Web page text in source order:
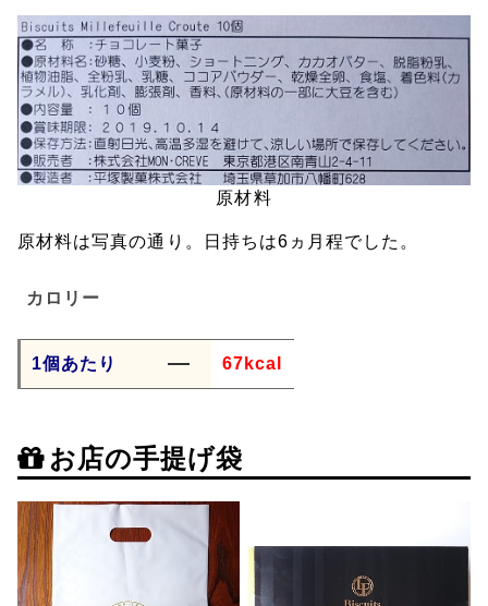
原材料
原材料は写真の通り。日持ちは6ヵ月程でした。
カロリー
1個あたり 67kcal
お店の手提げ袋